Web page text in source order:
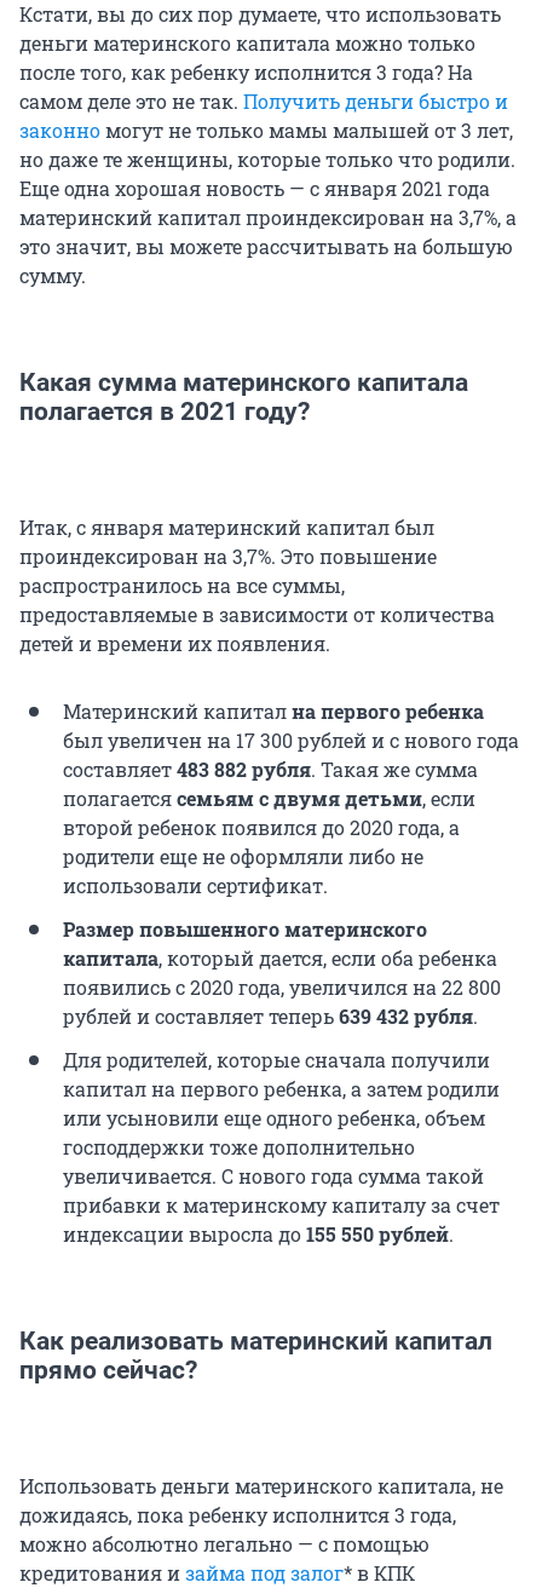
Кстати, вы до сих пор думаете, что использовать
деньги материнского капитала можно только
после того, как ребенку исполнится 3 года? На
самом деле это не так. Получить деньги быстро и
законномогут не только мамы малышей от 3 лет,
но даже те женщины, которые только что родили.
Еще одна хорошая новость — с января 2021 года
материнский капитал проиндексирован на 3,7%, а
это значит, вы можете рассчитывать на большую
сумму.
Какая сумма материнского капитала
полагается в 2021 году?
Итак, с января материнский капитал был
проиндексирован на 3,7%. Это повышение
распространилось на все суммы,
предоставляемые в зависимости от количества
детей и времени их появления.
Материнский капитална первого ребенка
был увеличен на 17 300 рублей и с нового года
составляет483 882 рубля. Такая же сумма
полагаетсясемьям с двумя детьми, если
второй ребенок появился до 2020 года, а
родители еще не оформляли либо не
использовали сертификат.
Размер повышенного материнского
капитала, который дается, если оба ребенка
появились с 2020 года, увеличился на 22 800
рублей и составляет теперь639 432 рубля.
Для родителей, которые сначала получили
капитал на первого ребенка, а затем родили
или усыновили еще одного ребенка, объем
господдержки тоже дополнительно
увеличивается. С нового года сумма такой
прибавки к материнскому капиталу за счет
индексации выросла до155 550 рублей.
Как реализовать материнский капитал
прямо сейчас?
Использовать деньги материнского капитала, не
дожидаясь, пока ребенку исполнится 3 года,
можно абсолютно легально — с помощью
кредитования изайма под залог* в КПК